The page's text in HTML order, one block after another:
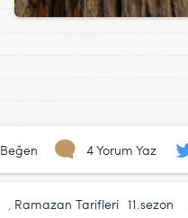
Beğen 4 Yorum Yaz
, Ramazan Tarifleri 11.sezon